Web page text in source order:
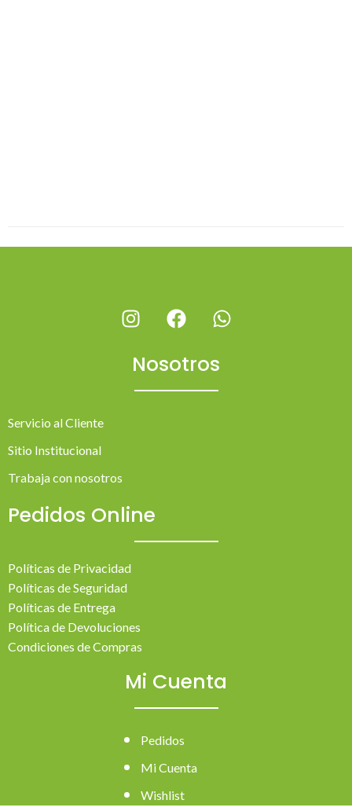
Nosotros
Servicio al Cliente
Sitio Institucional
Trabaja con nosotros
Pedidos Online
Políticas de Privacidad
Políticas de Seguridad
Políticas de Entrega
Política de Devoluciones
Condiciones de Compras
Mi Cuenta
Pedidos
Mi Cuenta
Wishlist